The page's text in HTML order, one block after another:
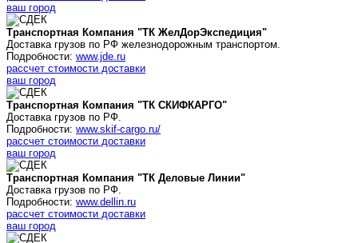
ваш город
Транспортная Компания "ТК ЖелДорЭкспедиция"
Доставка грузов по РФ железнодорожным транспортом.
Подробности: www.jde.ru
рассчет стоимости доставки
ваш город
Транспортная Компания "ТК СКИФКАРГО"
Доставка грузов по РФ.
Подробности: www.skif-cargo.ru/
рассчет стоимости доставки
ваш город
Транспортная Компания "ТК Деловые Линии"
Доставка грузов по РФ.
Подробности: www.dellin.ru
рассчет стоимости доставки
ваш город